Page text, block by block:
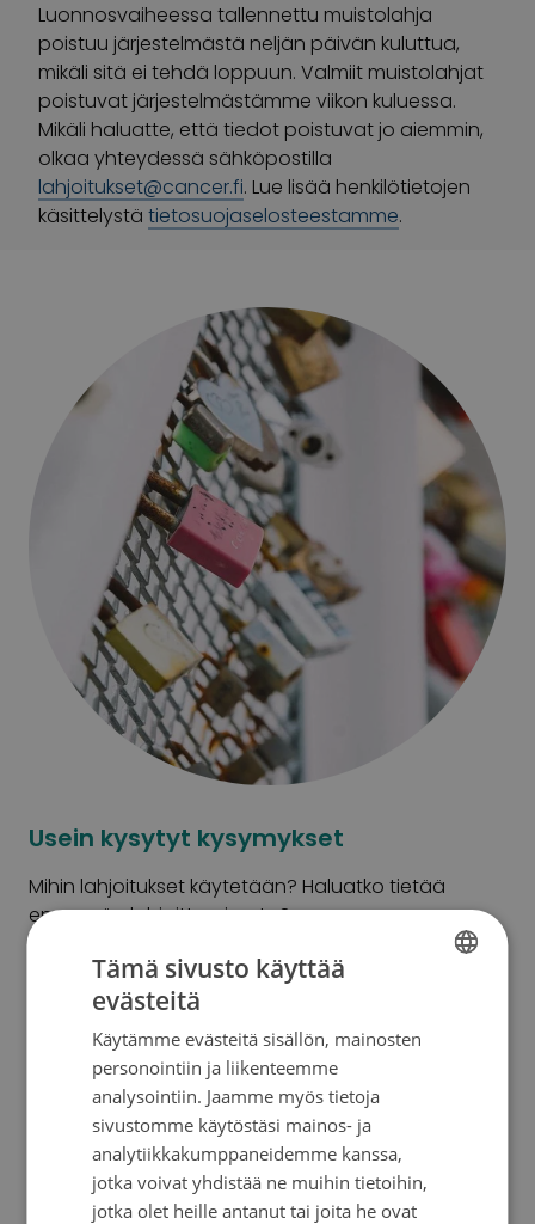
Luonnosvaiheessa tallennettu muistolahja
poistuu järjestelmästä neljän päivän kuluttua,
mikäli sitä ei tehdä loppuun. Valmiit muistolahjat
poistuvat järjestelmästämme viikon kuluessa.
Mikäli haluatte, että tiedot poistuvat jo aiemmin,
olkaa yhteydessä sähköpostilla
lahjoitukset@cancer.fi. Lue lisää henkilötietojen
käsittelystä tietosuojaselosteestamme.
Usein kysytyt kysymykset
Mihin lahjoitukset käytetään? Haluatko tietää
enemmän lahjoittamisesta?
Ohjeita ja vastauksia
SWEDISH
Tämä sivusto käyttää
evästeitä
Käytämme evästeitä sisällön, mainosten
personointiin ja liikenteemme
analysointiin. Jaamme myös tietoja
sivustomme käytöstäsi mainos- ja
analytiikkakumppaneidemme kanssa,
jotka voivat yhdistää ne muihin tietoihin,
jotka olet heille antanut tai joita he ovat